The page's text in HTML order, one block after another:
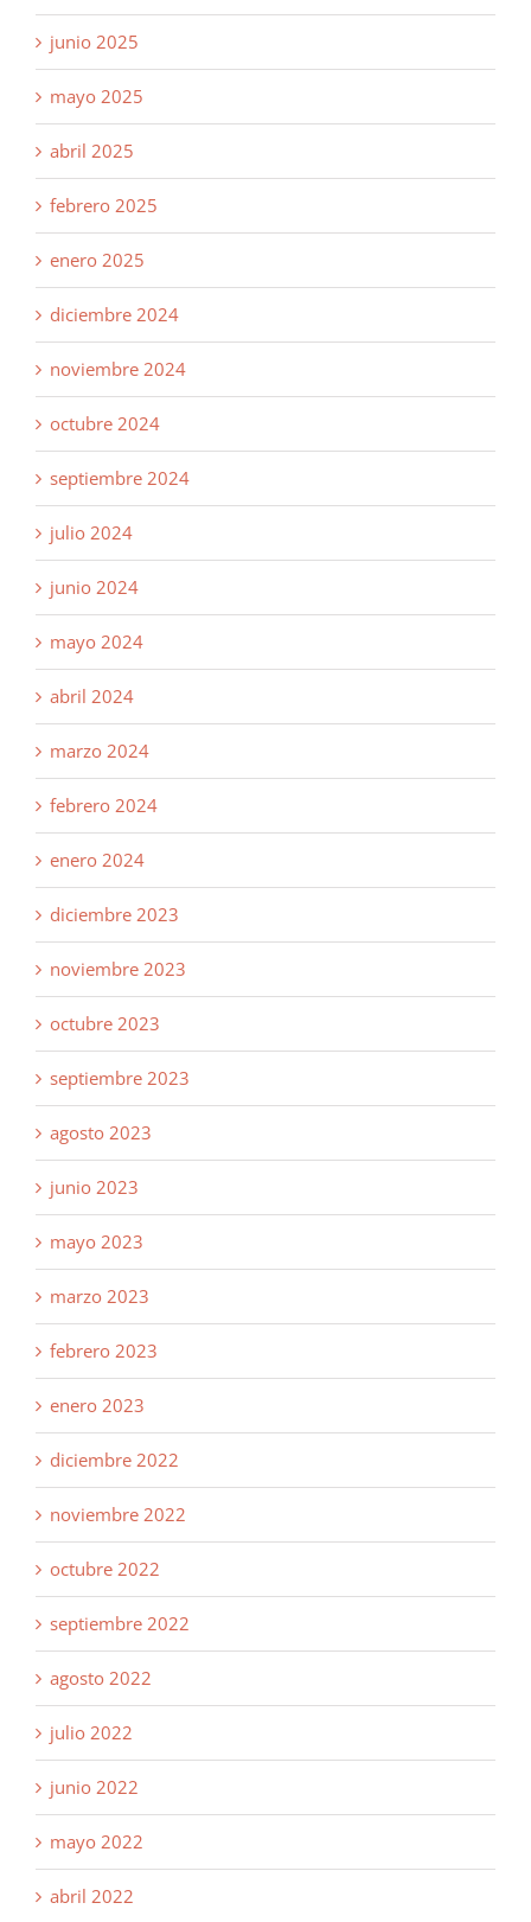
junio 2025
mayo 2025
abril 2025
febrero 2025
enero 2025
diciembre 2024
noviembre 2024
octubre 2024
septiembre 2024
julio 2024
junio 2024
mayo 2024
abril 2024
marzo 2024
febrero 2024
enero 2024
diciembre 2023
noviembre 2023
octubre 2023
septiembre 2023
agosto 2023
junio 2023
mayo 2023
marzo 2023
febrero 2023
enero 2023
diciembre 2022
noviembre 2022
octubre 2022
septiembre 2022
agosto 2022
julio 2022
junio 2022
mayo 2022
abril 2022